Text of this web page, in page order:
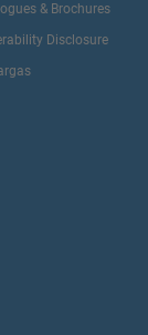
& Brochures
Disclosure